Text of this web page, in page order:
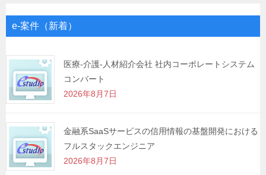
ゲ
シ
ョ
ン
e-案件（新着）
医療-介護-人材紹介会社 社内コーポレートシステム
コンバート
2026年8月7日
金融系SaaSサービスの信用情報の基盤開発における
フルスタックエンジニア
2026年8月7日